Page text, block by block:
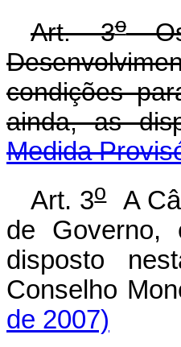
Art. 3oOs
condições
ainda, as
Medida
Art. 3oA
de Governo,
disposto
Conselho
de 2007)